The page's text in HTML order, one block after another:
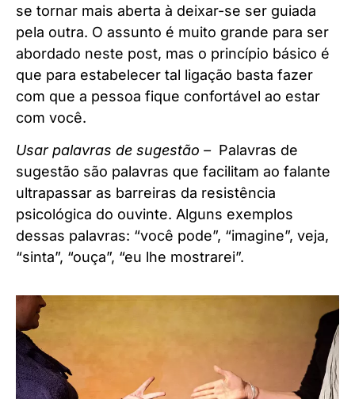
se tornar mais aberta à deixar-se ser guiada
pela outra. O assunto é muito grande para ser
abordado neste post, mas o princípio básico é
que para estabelecer tal ligação basta fazer
com que a pessoa fique confortável ao estar
com você.
Usar palavras de sugestão – Palavras de
sugestão são palavras que facilitam ao falante
ultrapassar as barreiras da resistência
psicológica do ouvinte. Alguns exemplos
dessas palavras: “você pode”, “imagine”, veja,
“sinta”, “ouça”, “eu lhe mostrarei”.